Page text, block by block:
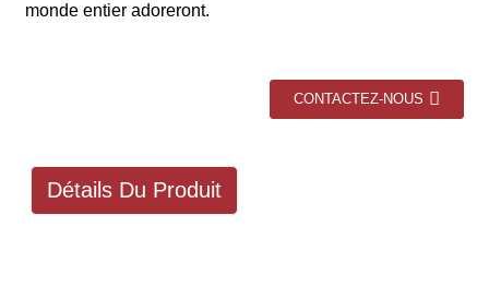
monde entier adoreront.
CONTACTEZ-NOUS
Détails Du Produit